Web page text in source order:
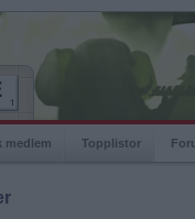
medlem Topplistor